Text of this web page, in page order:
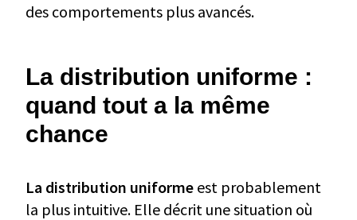
des comportements plus avancés.
La distribution uniforme :
quand tout a la même
chance
La distribution uniforme est probablement
la plus intuitive. Elle décrit une situation où